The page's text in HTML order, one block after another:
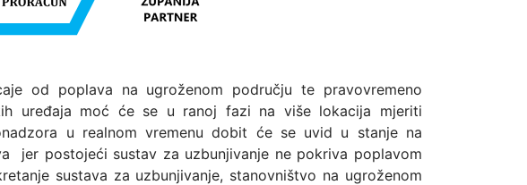
od poplava na ugroženom području te pravovremeno
uređaja moć će se u ranoj fazi na više lokacija mjeriti
u realnom vremenu dobit će se uvid u stanje na
jer postojeći sustav za uzbunjivanje ne pokriva poplavom
sustava za uzbunjivanje, stanovništvo na ugroženom